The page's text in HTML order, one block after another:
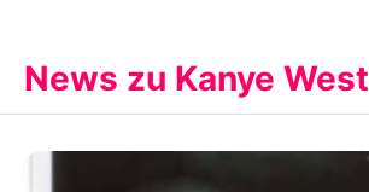
News zu Kanye West